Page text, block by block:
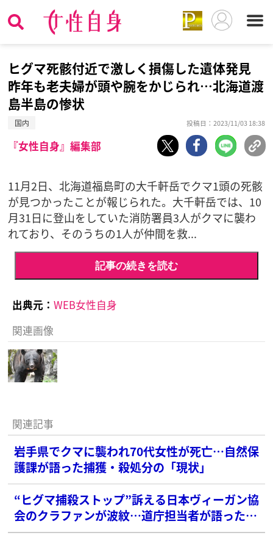
ヒグマ死骸付近で激しく損傷した遺体発見
昨年も老夫婦が頭や腕をかじられ…北海道渡
島半島の惨状
国内 投稿日：2023/11/03 18:38
『女性自身』編集部
11月2日、北海道福島町の大千軒岳でクマ1頭の死骸
が見つかったことが報じられた。大千軒岳では、10
月31日に登山をしていた消防署員3人がクマに襲わ
れており、そのうちの1人が仲間を救...
記事の続きを読む
出典元： WEB女性自身
関連画像
関連記事
岩手県でクマに襲われ70代女性が死亡…自然保
護課が語った捕獲・殺処分の「現状」
“ヒグマ捕殺ストップ”訴える日本ヴィーガン協
会のクラファンが波紋…道庁担当者が語った活
動への“見解”